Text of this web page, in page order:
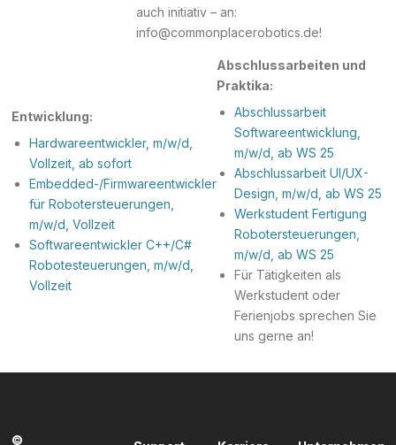
auch initiativ – an:
info@commonplacerobotics.de!
Entwicklung:
Hardwareentwickler, m/w/d,
Vollzeit, ab sofort
Embedded-/Firmwareentwickler
für Robotersteuerungen,
m/w/d, Vollzeit
Softwareentwickler C++/C#
Robotesteuerungen, m/w/d,
Vollzeit
Abschlussarbeiten und
Praktika:
Abschlussarbeit
Softwareentwicklung,
m/w/d, ab WS 25
Abschlussarbeit UI/UX-
Design, m/w/d, ab WS 25
Werkstudent Fertigung
Robotersteuerungen,
m/w/d, ab WS 25
Für Tätigkeiten als
Werkstudent oder
Ferienjobs sprechen Sie
uns gerne an!
©